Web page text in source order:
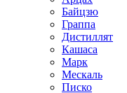
Байцзю
Граппа
Дистиллят
Кашаса
Марк
Мескаль
Писко